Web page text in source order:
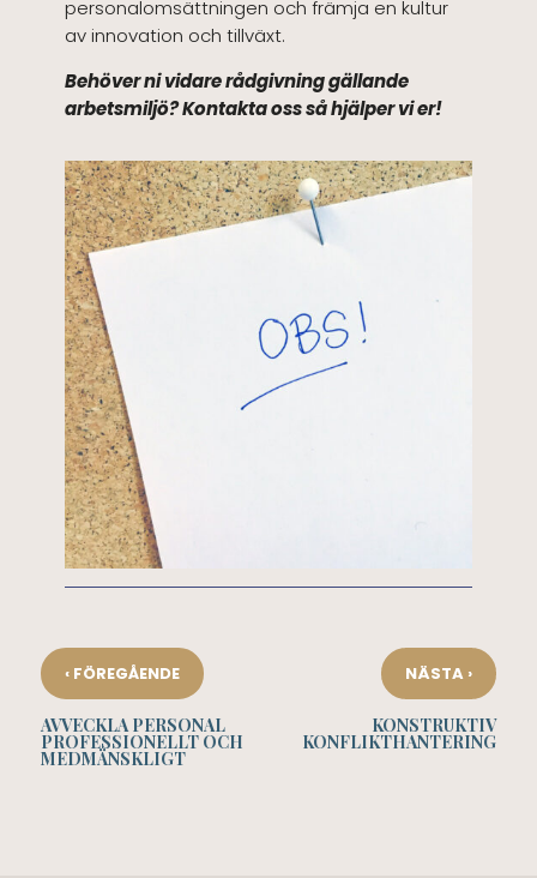
personalomsättningen och främja en kultur
av innovation och tillväxt.
Behöver ni vidare rådgivning gällande
arbetsmiljö? Kontakta oss så hjälper vi er!
‹FÖREGÅENDE
AVVECKLA PERSONAL
PROFESSIONELLT OCH
MEDMÄNSKLIGT
NÄSTA ›
KONSTRUKTIV
KONFLIKTHANTERING